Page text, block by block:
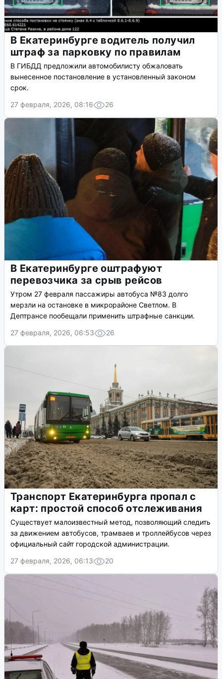
В Екатеринбурге водитель получил
штраф за парковку по правилам
В ГИБДД предложили автомобилисту обжаловать
вынесенное постановление в установленный законом
срок.
27 февраля, 2026, 08:16
26
В Екатеринбурге оштрафуют
перевозчика за срыв рейсов
Утром 27 февраля пассажиры автобуса №83 долго
мерзли на остановке в микрорайоне Светлом. В
Дептрансе пообещали применить штрафные санкции.
27 февраля, 2026, 06:53
26
Транспорт Екатеринбурга пропал с
карт: простой способ отслеживания
Существует малоизвестный метод, позволяющий следить
за движением автобусов, трамваев и троллейбусов через
официальный сайт городской администрации.
27 февраля, 2026, 06:13
20